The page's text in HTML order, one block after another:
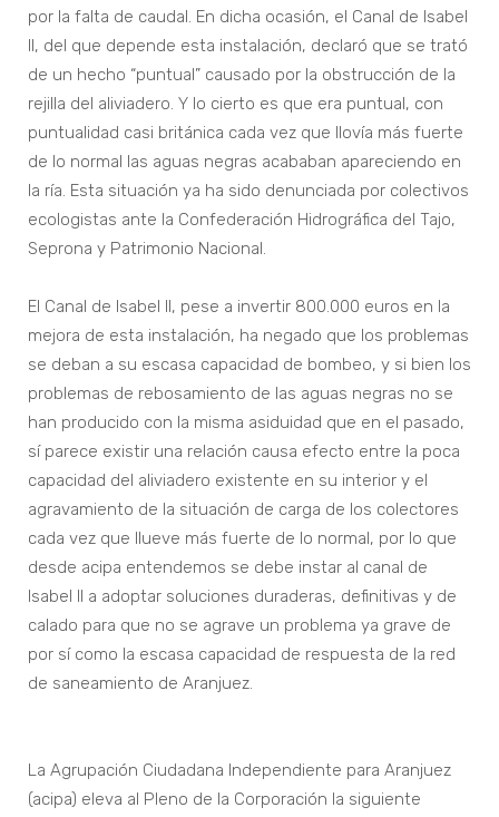
por la falta de caudal. En dicha ocasión, el Canal de Isabel
II, del que depende esta instalación, declaró que se trató
de un hecho “puntual” causado por la obstrucción de la
rejilla del aliviadero. Y lo cierto es que era puntual, con
puntualidad casi británica cada vez que llovía más fuerte
de lo normal las aguas negras acababan apareciendo en
la ría. Esta situación ya ha sido denunciada por colectivos
ecologistas ante la Confederación Hidrográfica del Tajo,
Seprona y Patrimonio Nacional.
El Canal de Isabel II, pese a invertir 800.000 euros en la
mejora de esta instalación, ha negado que los problemas
se deban a su escasa capacidad de bombeo, y si bien los
problemas de rebosamiento de las aguas negras no se
han producido con la misma asiduidad que en el pasado,
sí parece existir una relación causa efecto entre la poca
capacidad del aliviadero existente en su interior y el
agravamiento de la situación de carga de los colectores
cada vez que llueve más fuerte de lo normal, por lo que
desde acipa entendemos se debe instar al canal de
Isabel II a adoptar soluciones duraderas, definitivas y de
calado para que no se agrave un problema ya grave de
por sí como la escasa capacidad de respuesta de la red
de saneamiento de Aranjuez.
La Agrupación Ciudadana Independiente para Aranjuez
(acipa) eleva al Pleno de la Corporación la siguiente